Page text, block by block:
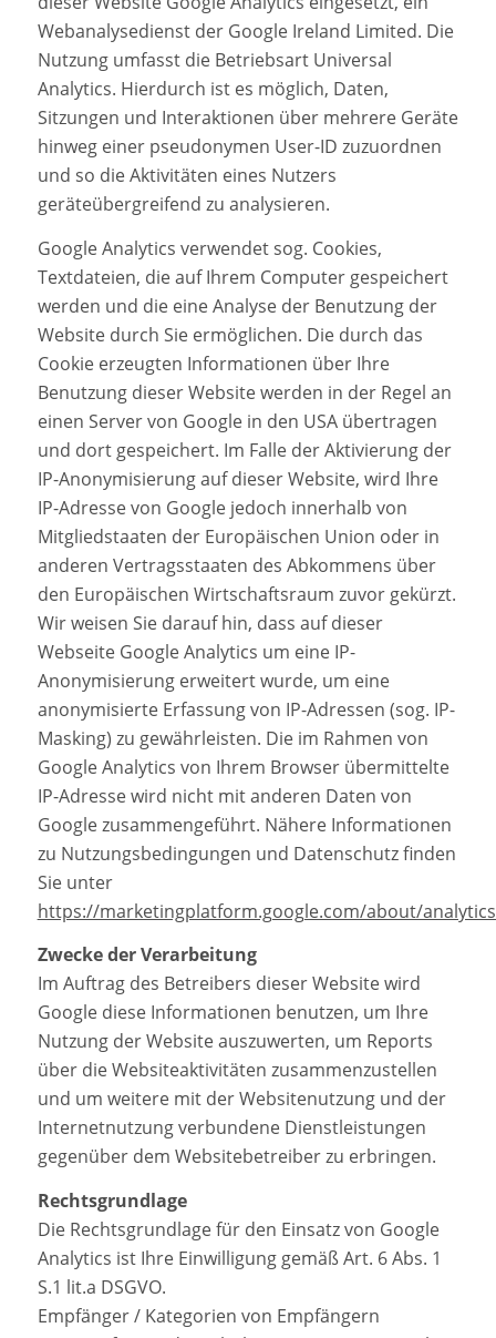
Webanalysedienst der Google Ireland Limited. Die
Nutzung umfasst die Betriebsart Universal
Analytics. Hierdurch ist es möglich, Daten,
Sitzungen und Interaktionen über mehrere Geräte
hinweg einer pseudonymen User-ID zuzuordnen
und so die Aktivitäten eines Nutzers
geräteübergreifend zu analysieren.
Google Analytics verwendet sog. Cookies,
Textdateien, die auf Ihrem Computer gespeichert
werden und die eine Analyse der Benutzung der
Website durch Sie ermöglichen. Die durch das
Cookie erzeugten Informationen über Ihre
Benutzung dieser Website werden in der Regel an
einen Server von Google in den USA übertragen
und dort gespeichert. Im Falle der Aktivierung der
IP-Anonymisierung auf dieser Website, wird Ihre
IP-Adresse von Google jedoch innerhalb von
Mitgliedstaaten der Europäischen Union oder in
anderen Vertragsstaaten des Abkommens über
den Europäischen Wirtschaftsraum zuvor gekürzt.
Wir weisen Sie darauf hin, dass auf dieser
Webseite Google Analytics um eine IP-
Anonymisierung erweitert wurde, um eine
anonymisierte Erfassung von IP-Adressen (sog. IP-
Masking) zu gewährleisten. Die im Rahmen von
Google Analytics von Ihrem Browser übermittelte
IP-Adresse wird nicht mit anderen Daten von
Google zusammengeführt. Nähere Informationen
zu Nutzungsbedingungen und Datenschutz finden
Sie unter
https://marketingplatform.google.com/about/
Zwecke der Verarbeitung
Im Auftrag des Betreibers dieser Website wird
Google diese Informationen benutzen, um Ihre
Nutzung der Website auszuwerten, um Reports
über die Websiteaktivitäten zusammenzustellen
und um weitere mit der Websitenutzung und der
Internetnutzung verbundene Dienstleistungen
gegenüber dem Websitebetreiber zu erbringen.
Rechtsgrundlage
Die Rechtsgrundlage für den Einsatz von Google
Analytics ist Ihre Einwilligung gemäß Art. 6 Abs. 1
S.1 lit.a DSGVO.
Empfänger / Kategorien von Empfängern